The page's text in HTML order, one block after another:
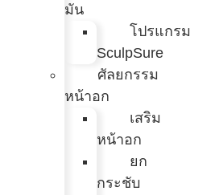
มัน
โปรแกรม
SculpSure
ศัลยกรรม
หน้าอก
เสริม
หน้าอก
ยก
กระชับ